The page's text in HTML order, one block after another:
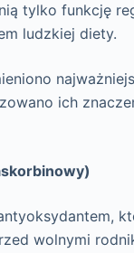
tylko funkcję
ludzkiej diety.
ich
wolnymi